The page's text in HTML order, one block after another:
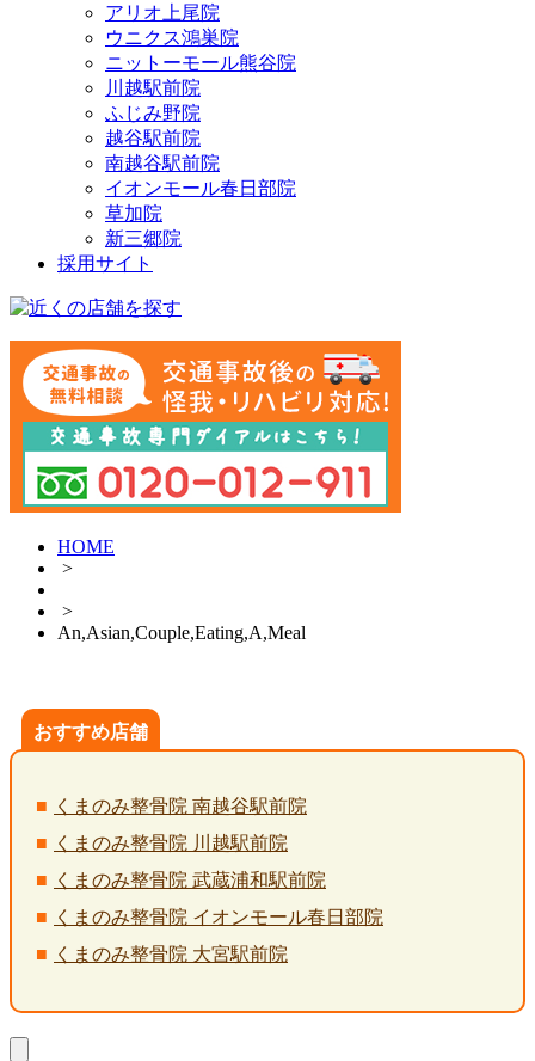
アリオ上尾院
ウニクス鴻巣院
ニットーモール熊谷院
川越駅前院
ふじみ野院
越谷駅前院
南越谷駅前院
イオンモール春日部院
草加院
新三郷院
採用サイト
HOME
>
>
An,Asian,Couple,Eating,A,Meal
おすすめ店舗
くまのみ整骨院 南越谷駅前院
くまのみ整骨院 川越駅前院
くまのみ整骨院 武蔵浦和駅前院
くまのみ整骨院 イオンモール春日部院
くまのみ整骨院 大宮駅前院